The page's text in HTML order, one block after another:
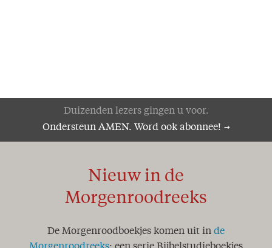
Duizenden lezers gingen u voor.
Ondersteun AMEN. Word ook abonnee!
Nieuw in de
Morgenroodreeks
De Morgenroodboekjes komen uit in de